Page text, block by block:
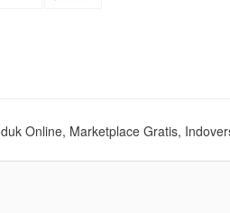
Online, Marketplace Gratis,